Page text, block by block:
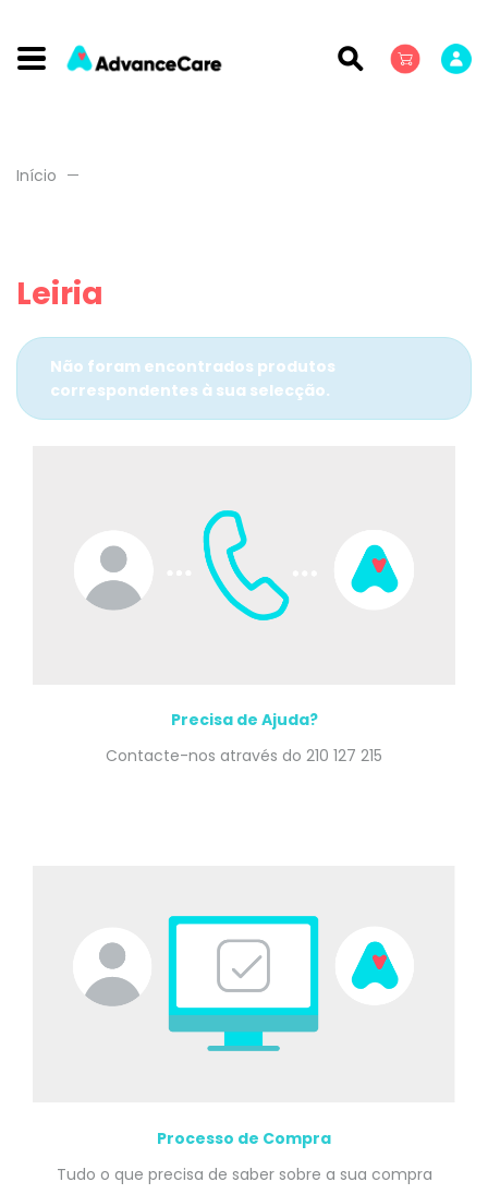
Início
Leiria
Não foram encontrados produtos
correspondentes à sua selecção.
Precisa de Ajuda?
Contacte-nos através do 210 127 215
Processo de Compra
Tudo o que precisa de saber sobre a sua compra